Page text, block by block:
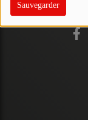
Sauvegarder
PARTICIPEZ
JEUX CONCOURS